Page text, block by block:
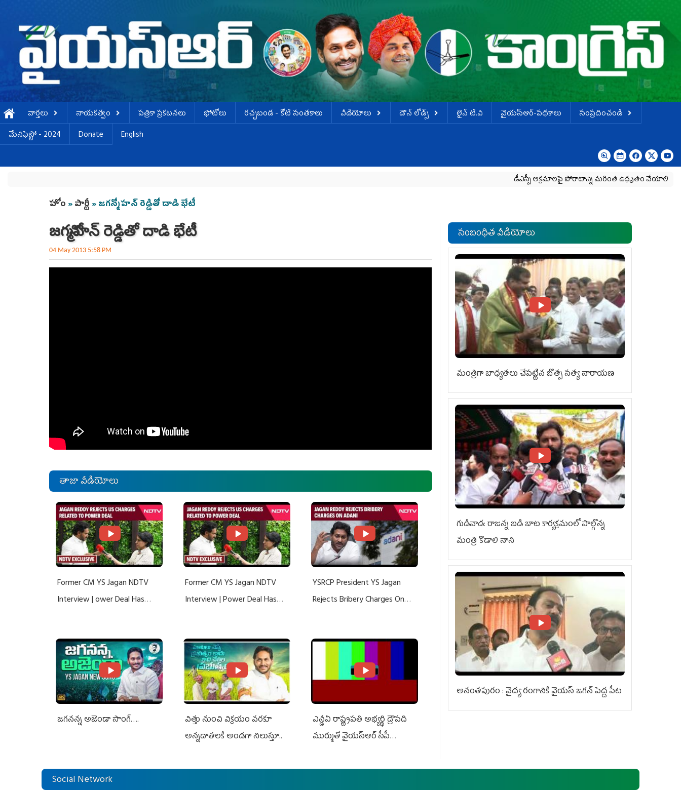
వార్తలు నాయకత్వం పత్రికా ప్రకటనలు ఫోటోలు ర‌చ్చ‌బండ‌ - కోటి సంత‌కాలు వీడియోలు డౌన్ లోడ్స్ లైవ్ టి.వి వైయస్ఆర్-పథకాలు
సంప్రదించండి
మేనిఫెస్టో - 2024
Donate English
డీఎస్సీ అక్రమాలపై పోరాటాన్ని మరింత ఉధృతం చేయాలి
You are here
హోం »పార్టీ » జగన్మోహన్ రెడ్డితో దాడి భేటీ
జగన్మోహన్ రెడ్డితో దాడి భేటీ
04 May 2013 5:58 PM
తాజా వీడియోలు
Former CM YS Jagan NDTV
Interview | ower Deal Has
Former CM YS Jagan NDTV
Interview | Power Deal Has
YSRCP President YS Jagan
Rejects Bribery Charges On
జగనన్న అజెండా సాంగ్….
విత్తు నుంచి విక్రయం వరకూ
అన్నదాతలకి అండగా నిలుస్తూ..
ఎన్డీఏ రాష్ట్ర‌ప‌తి అభ్య‌ర్థి ద్రౌప‌ది
ముర్ముతో వైయ‌స్ఆర్ సీపీ
ఎమ్మెల్యేలు, ఎంపీల స‌మావేశం
సంబంధిత వీడియోలు
మంత్రిగా బాధ్యతలు చేపట్టిన బొత్స సత్య నారాయణ
గుడివాడ: రాజన్న బడి బాట కార్యక్రమంలో పాల్గొన్న
మంత్రి కొడాలి నాని
అనంతపురం : వైద్య రంగానికి వైయ‌స్ జ‌గ‌న్ పెద్ద పీట
Social Network